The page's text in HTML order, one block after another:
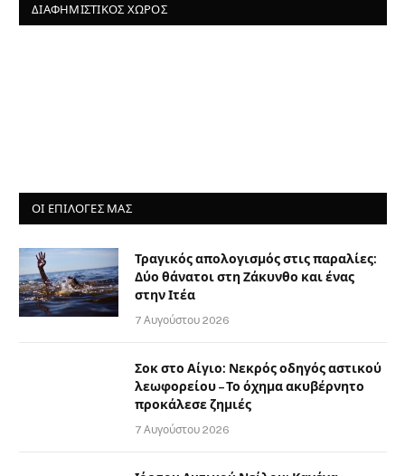
ΔΙΑΦΗΜΙΣΤΙΚΌΣ ΧΏΡΟΣ
ΟΙ ΕΠΙΛΟΓΈΣ ΜΑΣ
Τραγικός απολογισμός στις παραλίες:
Δύο θάνατοι στη Ζάκυνθο και ένας
στην Ιτέα
7 Αυγούστου 2026
Σοκ στο Αίγιο: Νεκρός οδηγός αστικού
λεωφορείου – Το όχημα ακυβέρνητο
προκάλεσε ζημιές
7 Αυγούστου 2026